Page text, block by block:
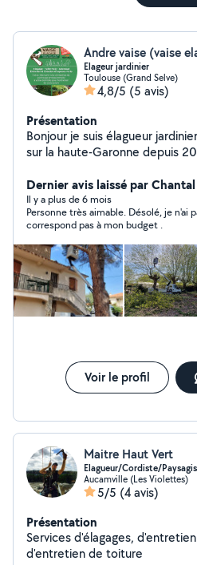
Andre vaise (vaise
Elageur jardinier
Toulouse (Grand Selve)
4,8/5 (5 avis)
Présentation
Bonjour je suis élagueur
sur la haute-Garonne depuis
sécurité N'hésitez pas à
Dernier avis laissé par
Il y a plus de 6 mois
Personne très aimable. Désolé, je n'ai pas donné suite, le prix ne
correspond pas à mon budget .
Voir le profil
Maitre Haut Vert
Elagueur/Cordiste/
Aucamville (Les Violettes)
5/5 (4 avis)
Présentation
Services d'élagages,
d'entretien de toiture